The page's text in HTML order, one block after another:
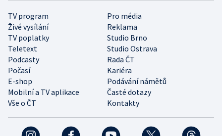
TV program
Pro média
Živé vysílání
Reklama
TV poplatky
Studio Brno
Teletext
Studio Ostrava
Podcasty
Rada ČT
Počasí
Kariéra
E-shop
Podávání námětů
Mobilní a TV aplikace
Časté dotazy
Vše o ČT
Kontakty